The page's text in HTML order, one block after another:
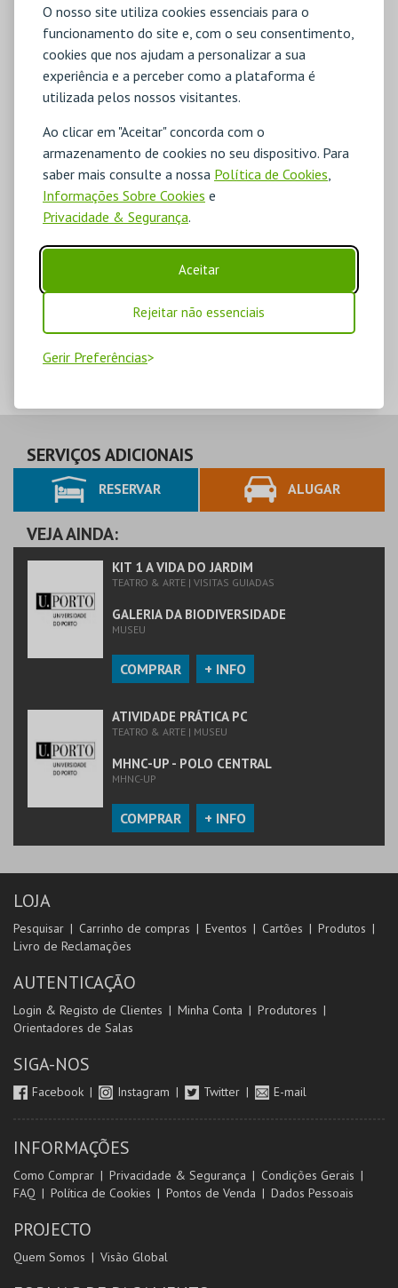
O nosso site utiliza cookies essenciais para o
funcionamento do site e, com o seu consentimento,
cookies que nos ajudam a personalizar a sua
experiência e a perceber como a plataforma é
utilizada pelos nossos visitantes.
Ao clicar em "Aceitar" concorda com o
armazenamento de cookies no seu dispositivo. Para
saber mais consulte a nossa Política de Cookies
Informações Sobre Cookies e
Privacidade & Segurança.
Aceitar
Rejeitar não essenciais
Gerir Preferências
SERVIÇOS ADICIONAIS
RESERVAR ALUGAR
VEJA AINDA:
KIT 1 A VIDA DO JARDIM
TEATRO & ARTE | VISITAS GUIADAS
GALERIA DA BIODIVERSIDADE
MUSEU
COMPRAR + INFO
ATIVIDADE PRÁTICA PC
TEATRO & ARTE | MUSEU
MHNC-UP - POLO CENTRAL
MHNC-UP
COMPRAR + INFO
LOJA
Pesquisar Carrinho de compras Eventos Cartões
Produtos
Livro de Reclamações
AUTENTICAÇÃO
Login & Registo de Clientes Minha Conta
Produtores
Orientadores de Salas
SIGA-NOS
Facebook Instagram Twitter E-mail
INFORMAÇÕES
Como Comprar Privacidade & Segurança
Condições Gerais
FAQ
Política de Cookies Pontos de Venda Dados Pessoais
PROJECTO
Quem Somos Visão Global